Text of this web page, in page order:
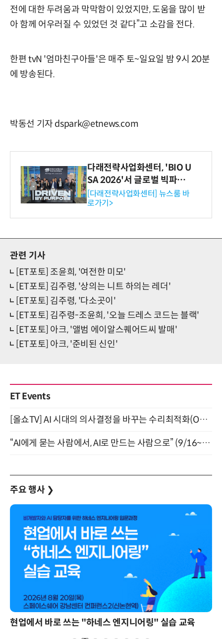
전에 대한 두려움과 막막함이 있었지만, 도움을 많이 받
아 함께 어우러질 수 있었던 것 같다”고 소감을 전다.
한편 tvN '엄마친구아들'은 매주 토~일요일 밤 9시 20분
에 방송된다.
박동선 기자 dspark@etnews.com
다래전략사업화센터, 'BIO U
SA 2026'서 글로벌 빅파마
와의 비즈니스 미팅 지원…K
-바이오 해외 진출 교두보 확
보
[다래전략사업화센터] 뉴스룸 바
로가기>
관련 기사
[ET포토] 조윤희, '여전한 미모'
[ET포토] 김주령, '상의는 니트 하의는 레더'
[ET포토] 김주령, '다소곳이'
[ET포토] 김주령-조윤희, '오늘 드레스 코드는 블랙'
[ET포토] 아크, '앨범 에이알스퀘어드씨 발매'
[ET포토] 아크, '준비된 신인'
ET Events
[올쇼TV] AI 시대의 의사결정을 바꾸는 수리최적화(Optimization) 소개 (8/20 생방송)
“AI에게 묻는 사람에서, AI로 만드는 사람으로” (9/16~17)
주요 행사 ❯
현업에서 바로 쓰는 "하네스 엔지니어링" 실습 교육